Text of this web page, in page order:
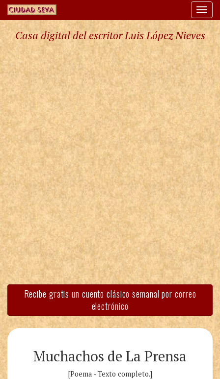
Casa digital del escritor Luis López Nieves
Recibe gratis un cuento clásico semanal por correo
electrónico
Muchachos de La Prensa
[Poema - Texto completo.]